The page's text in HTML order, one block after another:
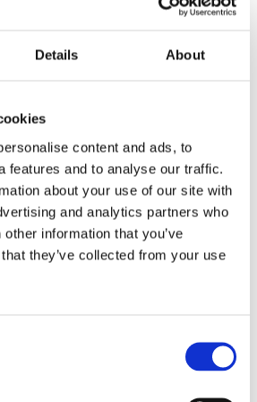
Details About
content and ads, to
features and to analyse our traffic.
about your use of our site with
and analytics partners who
information that you’ve
they’ve collected from your use
i organisk bomull til dame
250kr
Velg alternativ